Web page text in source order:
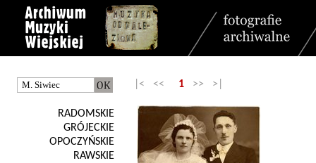
RADOMSKIE
GRÓJECKIE
OPOCZYŃSKIE
RAWSKIE
|< << 1 >> >|